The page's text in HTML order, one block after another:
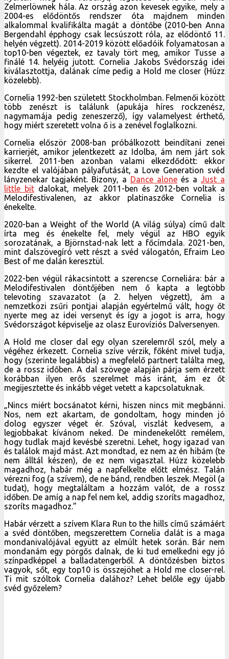
Zelmerlöwnek hála. Az ország azon kevesek egyike, mely a
2004-es elődöntős rendszer óta majdnem minden
alkalommal kvalifikálta magát a döntőbe (2010-ben Anna
Bergendahl épphogy csak lecsúszott róla, az elődöntő 11.
helyén végzett). 2014-2019 között előadóik folyamatosan a
top10-ben végeztek, ez tavaly tört meg, amikor Tusse a
finálé 14. helyéig jutott. Cornelia Jakobs Svédország idei
kiválasztottja, dalának címe pedig a Hold me closer (Húzz
közelebb).
Cornelia 1992-ben született Stockholmban. Felmenői között
több zenészt is találunk (apukája híres rockzenész,
nagymamája pedig zeneszerző), így valamelyest érthető,
hogy miért szeretett volna ő is a zenével foglalkozni.
Cornelia először 2008-ban próbálkozott beindítani zenei
karrierjét, amikor jelentkezett az Idolba, ám nem járt sok
sikerrel. 2011-ben azonban valami elkezdődött: ekkor
kezdte el valójában pályafutását, a Love Generation svéd
lányzenekar tagjaként. Bizony, a Dance alone és a Just a
little bit dalokat, melyek 2011-ben és 2012-ben voltak a
Melodifestivalenen, az akkor platinaszőke Cornelia is
énekelte.
2020-ban a Weight of the World (A világ súlya) című dalt
írta meg és énekelte fel, mely végül az HBO egyik
sorozatának, a Björnstad-nak lett a főcímdala. 2021-ben,
mint dalszövegíró vett részt a svéd válogatón, Efraim Leo
Best of me dalán keresztül.
2022-ben végül rákacsintott a szerencse Corneliára: bár a
Melodifestivalen döntőjében nem ő kapta a legtöbb
televoting szavazatot (a 2. helyen végzett), ám a
nemzetközi zsűri pontjai alapján egyértelmű vált, hogy őt
nyerte meg az idei versenyt és így a jogot is arra, hogy
Svédországot képviselje az olasz Eurovíziós Dalversenyen.
A Hold me closer dal egy olyan szerelemről szól, mely a
végéhez érkezett. Cornelia szíve vérzik, főként mivel tudja,
hogy (szerinte legalábbis) a megfelelő partnert találta meg,
de a rossz időben. A dal szövege alapján párja sem érzett
korábban ilyen erős szerelmet más iránt, ám ez őt
megijesztette és inkább véget vetett a kapcsolatuknak.
„Nincs miért bocsánatot kérni, hiszen nincs mit megbánni.
Nos, nem ezt akartam, de gondoltam, hogy minden jó
dolog egyszer véget ér. Szóval, viszlát kedvesem, a
legjobbakat kívánom neked. De mindenekelőtt remélem,
hogy tudlak majd kevésbé szeretni. Lehet, hogy igazad van
és találok majd mást. Azt mondtad, ez nem az én hibám (te
nem álltál készen), de ez nem vigasztal. Húzz közelebb
magadhoz, habár még a napfelkelte előtt elmész. Talán
vérezni fog (a szívem), de ne bánd, rendben leszek. Megöl (a
tudat), hogy megtaláltam a hozzám valót, de a rossz
időben. De amíg a nap fel nem kel, addig szoríts magadhoz,
szoríts magadhoz.”
Habár vérzett a szívem Klara Run to the hills című számáért
a svéd döntőben, megszerettem Cornelia dalát is a maga
mondanivalójával együtt az elmúlt hetek során. Bár nem
mondanám egy pörgős dalnak, de ki tud emelkedni egy jó
színpadképpel a balladatengerből. A döntőzésben biztos
vagyok, sőt, egy top10 is összejöhet a Hold me closer-rel.
Ti mit szóltok Cornelia dalához? Lehet belőle egy újabb
svéd győzelem?